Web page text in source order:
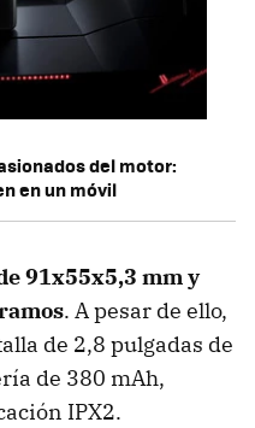
del motor:
en un móvil
91x55x5,3 mm y
. A pesar de ello,
de 2,8 pulgadas de
de 380 mAh,
IPX2.